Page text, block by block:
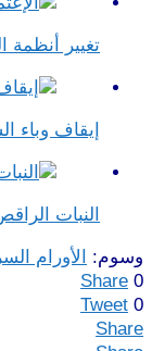
تغيير أنظمة
إيقاف وباء
النبات
وسوم: الأورام
Share 0
Tweet 0
Share